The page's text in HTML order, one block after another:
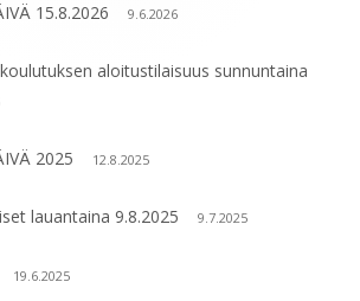
15.8.2026 9.6.2026
aloitustilaisuus sunnuntaina
2025 12.8.2025
lauantaina 9.8.2025 9.7.2025
19.6.2025